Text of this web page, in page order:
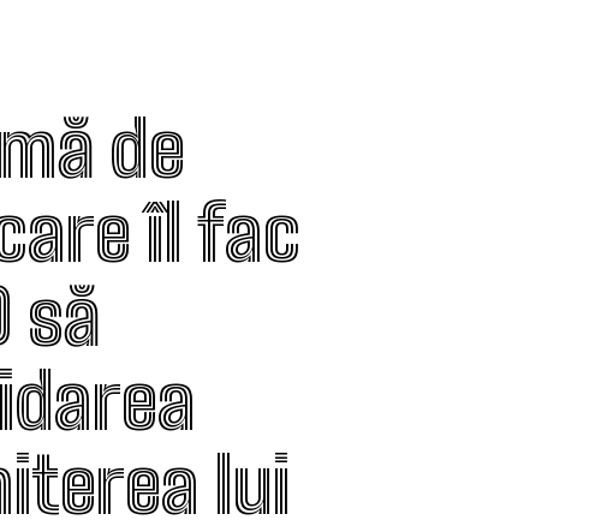
de
îl fac
să
lui